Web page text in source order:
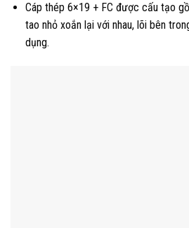
Cáp thép 6×19 + FC được cấu tạo
tao nhỏ xoắn lại với nhau, lõi bên
dụng.